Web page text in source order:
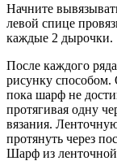
Начните
левой спице
каждые 2 дырочки.
После каждого
рисунку
пока шарф не
протягивая одну
вязания.
протянуть через
Шарф из